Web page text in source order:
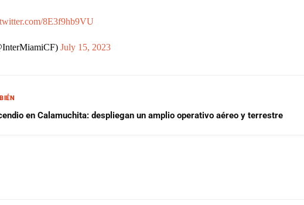
8E3f9hb9VU
July 15, 2023
en Calamuchita: despliegan un amplio operativo aéreo y terrestre